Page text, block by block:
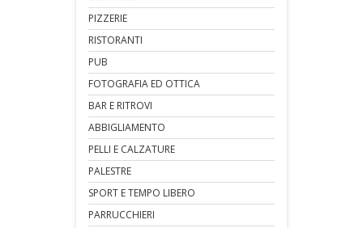
PIZZERIE
RISTORANTI
PUB
FOTOGRAFIA ED OTTICA
BAR E RITROVI
ABBIGLIAMENTO
PELLI E CALZATURE
PALESTRE
SPORT E TEMPO LIBERO
PARRUCCHIERI